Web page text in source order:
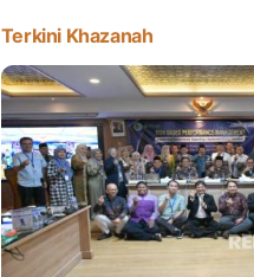
Terkini Khazanah